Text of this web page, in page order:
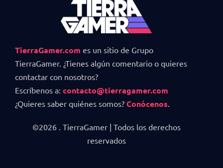
TierraGamer.com es un sitio de Grupo
TierraGamer. ¿Tienes algún comentario o quieres
contactar con nosotros?
Escríbenos a: contacto@tierragamer.com
¿Quieres saber quiénes somos? Conócenos
©2026 . TierraGamer | Todos los derechos
reservados